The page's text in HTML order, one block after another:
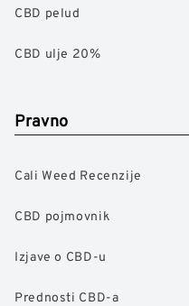
CBD pelud
CBD ulje 20%
Pravno
Cali Weed Recenzije
CBD pojmovnik
Izjave o CBD-u
Prednosti CBD-a